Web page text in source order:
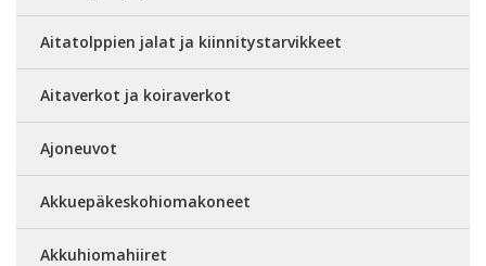
Aitatolppien jalat ja kiinnitystarvikkeet
Aitaverkot ja koiraverkot
Ajoneuvot
Akkuepäkeskohiomakoneet
Akkuhiomahiiret